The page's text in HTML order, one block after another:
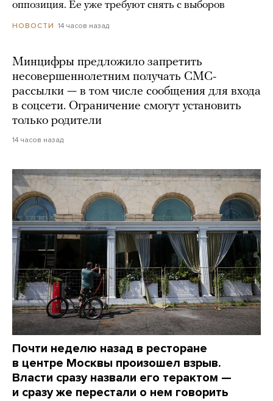
оппозиция. Ее уже требуют снять с выборов
НОВОСТИ 14 часов назад
Минцифры предложило запретить
несовершеннолетним получать СМС-
рассылки — в том числе сообщения для входа
в соцсети. Ограничение смогут установить
только родители
14 часов назад
Почти неделю назад в ресторане
в центре Москвы произошел взрыв.
Власти сразу назвали его терактом —
и сразу же перестали о нем говорить